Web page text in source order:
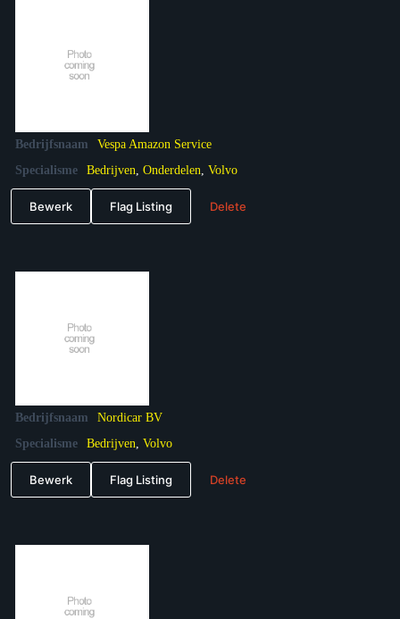
Bedrijfsnaam
Vespa Amazon Service
Specialisme
Bedrijven Onderdelen Volvo
Bewerk Flag Listing Delete
Bedrijfsnaam
Nordicar BV
Specialisme
Bedrijven Volvo
Bewerk Flag Listing Delete